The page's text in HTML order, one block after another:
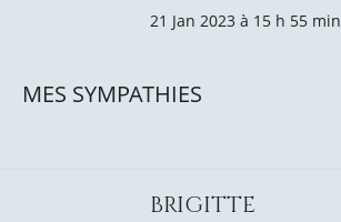
21 Jan 2023 à 15 h 55 min
MES SYMPATHIES
BRIGITTE